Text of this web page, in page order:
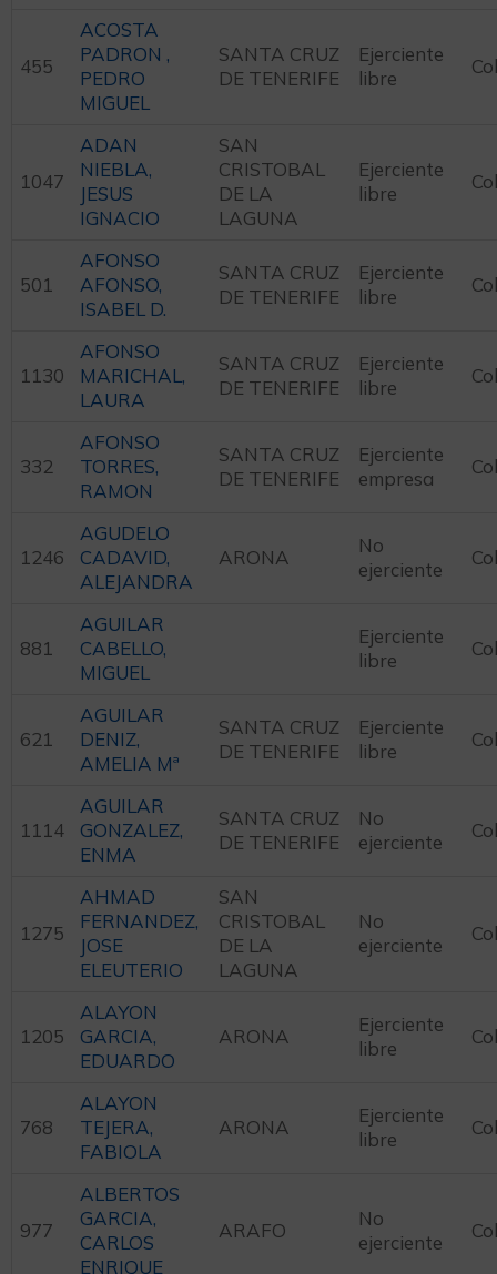
455
ACOSTA
PADRON ,
PEDRO
MIGUEL
SANTA CRUZ
DE TENERIFE
Ejerciente
libre
1047
ADAN
NIEBLA,
JESUS
IGNACIO
SAN
CRISTOBAL
DE LA
LAGUNA
Ejerciente
libre
501
AFONSO
AFONSO,
ISABEL D.
SANTA CRUZ
DE TENERIFE
Ejerciente
libre
1130
AFONSO
MARICHAL,
LAURA
SANTA CRUZ
DE TENERIFE
Ejerciente
libre
332
AFONSO
TORRES,
RAMON
SANTA CRUZ
DE TENERIFE
Ejerciente
empresa
1246
AGUDELO
CADAVID,
ALEJANDRA
ARONA
No
ejerciente
881
AGUILAR
CABELLO,
MIGUEL
Ejerciente
libre
621
AGUILAR
DENIZ,
AMELIA Mª
SANTA CRUZ
DE TENERIFE
Ejerciente
libre
1114
AGUILAR
GONZALEZ,
ENMA
SANTA CRUZ
DE TENERIFE
No
ejerciente
1275
AHMAD
FERNANDEZ,
JOSE
ELEUTERIO
SAN
CRISTOBAL
DE LA
LAGUNA
No
ejerciente
1205
ALAYON
GARCIA,
EDUARDO
ARONA
Ejerciente
libre
768
ALAYON
TEJERA,
FABIOLA
ARONA
Ejerciente
libre
977
ALBERTOS
GARCIA,
CARLOS
ENRIQUE
ARAFO
No
ejerciente